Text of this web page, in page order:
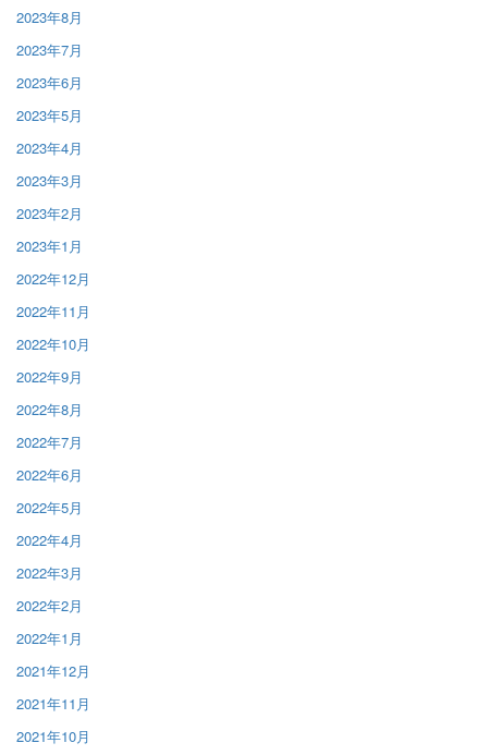
2023年8月
2023年7月
2023年6月
2023年5月
2023年4月
2023年3月
2023年2月
2023年1月
2022年12月
2022年11月
2022年10月
2022年9月
2022年8月
2022年7月
2022年6月
2022年5月
2022年4月
2022年3月
2022年2月
2022年1月
2021年12月
2021年11月
2021年10月